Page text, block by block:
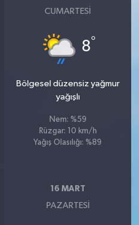
CUMARTESI
8°
Bölgesel düzensiz yağmur
yağışlı
Nem: %59
Rüzgar: 10 km/h
Yağış Olasılığı: %89
16 MART
PAZARTESI